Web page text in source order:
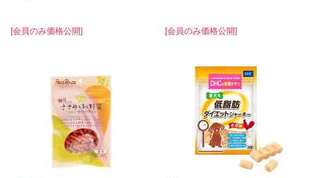
[会員のみ価格公開] [会員のみ価格公開]